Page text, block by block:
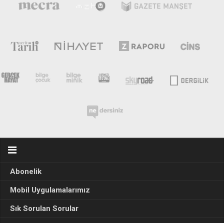
Abonelik
Mobil Uygulamalarımız
Sık Sorulan Sorular